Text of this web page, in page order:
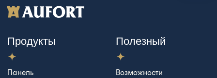
Продукты
Панель
Полезный
Возможности